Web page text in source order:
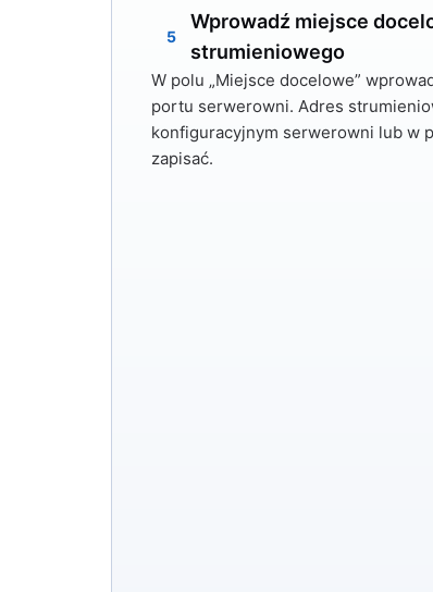
5
Wprowadź miejsce
strumieniowego
W polu „Miejsce docelowe”
portu serwerowni. Adres
konfiguracyjnym serwerowni lub w
zapisać.